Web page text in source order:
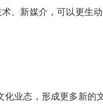
新媒介，可以更生
业态，形成更多新的